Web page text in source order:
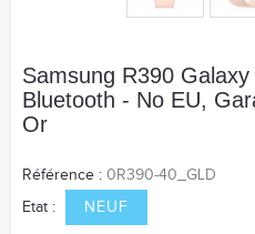
Samsung R390
Bluetooth - No EU,
Or
Référence : 0R390-40_GLD
Etat :
NEUF